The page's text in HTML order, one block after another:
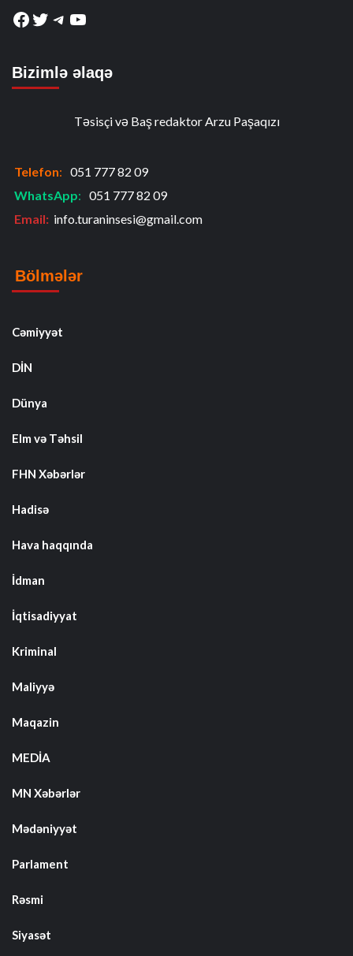
Facebook
Twitter
Telegram
YouTube
Bizimlə əlaqə
Təsisçi və Baş redaktor Arzu Paşaqızı
Telefon: 051 777 82 09
WhatsApp: 051 777 82 09
Email: info.turaninsesi@gmail.com
Bölmələr
Cəmiyyət
DİN
Dünya
Elm və Təhsil
FHN Xəbərlər
Hadisə
Hava haqqında
İdman
İqtisadiyyat
Kriminal
Maliyyə
Maqazin
MEDİA
MN Xəbərlər
Mədəniyyət
Parlament
Rəsmi
Siyasət